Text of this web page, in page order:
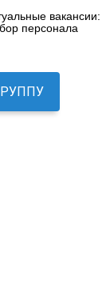
вакансии:
персонала